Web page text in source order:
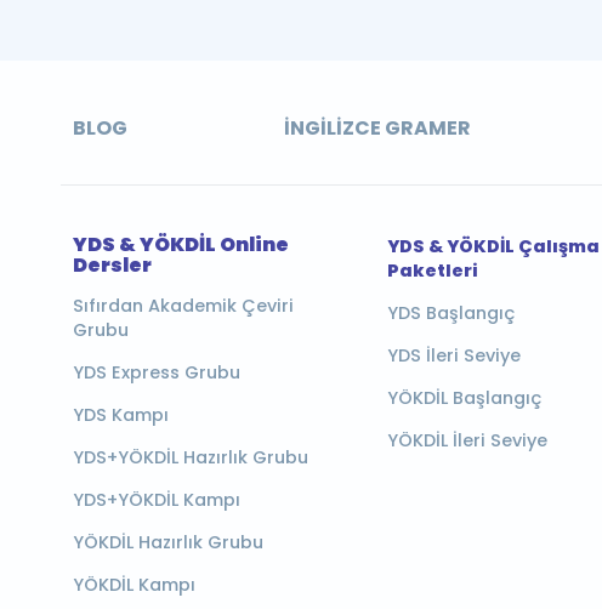
BLOG İNGILIZCE GRAMER
YDS & YÖKDİL Online
Dersler
Sıfırdan Akademik Çeviri
Grubu
YDS Express Grubu
YDS Kampı
YDS+YÖKDİL Hazırlık Grubu
YDS+YÖKDİL Kampı
YÖKDİL Hazırlık Grubu
YÖKDİL Kampı
YDS & YÖKDİL Çalışma
Paketleri
YDS Başlangıç
YDS İleri Seviye
YÖKDİL Başlangıç
YÖKDİL İleri Seviye